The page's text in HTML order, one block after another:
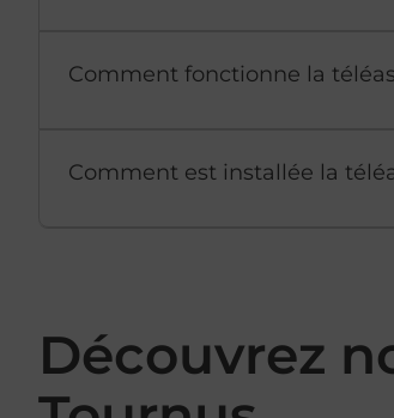
Comment fonctionne la
Comment est installée la
Découvrez